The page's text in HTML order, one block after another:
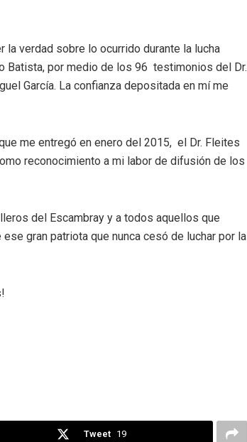
la verdad sobre lo ocurrido durante la lucha
Batista, por medio de los 96 testimonios del Dr.
García. La confianza depositada en mí me
me entregó en enero del 2015, el Dr. Fleites
reconocimiento a mi labor de difusión de los
del Escambray y a todos aquellos que
gran patriota que nunca cesó de luchar por la
Tweet 19